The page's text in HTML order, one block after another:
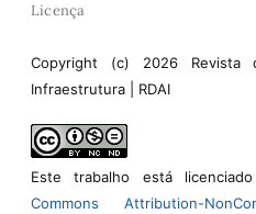
Licença
Copyright (c) 2026 Revista
Infraestrutura | RDAI
Este trabalho está
Commons Attribution-